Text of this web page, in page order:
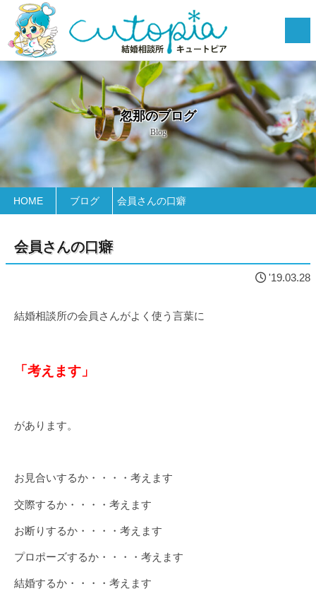
忽那のブログ
Blog
HOME ブログ 会員さんの口癖
会員さんの口癖
'19.03.28
結婚相談所の会員さんがよく使う言葉に
「考えます」
があります。
お見合いするか・・・・考えます
交際するか・・・・考えます
お断りするか・・・・考えます
プロポーズするか・・・・考えます
結婚するか・・・・考えます